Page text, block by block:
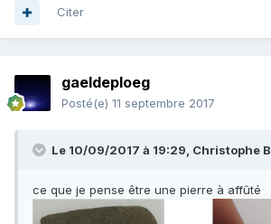
Citer
gaeldeploeg
Posté(e) 11 septembre 2017
Le 10/09/2017 à 19:29, Christophe B
ce que je pense être une pierre à affûté